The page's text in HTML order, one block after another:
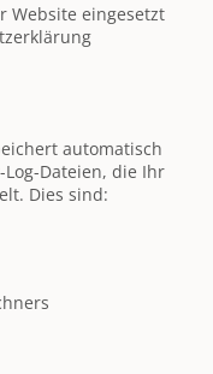
Website eingesetzt
automatisch
Dateien, die Ihr
Dies sind: